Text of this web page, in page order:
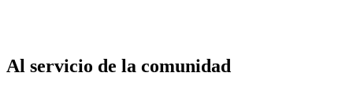
Al servicio de la comunidad